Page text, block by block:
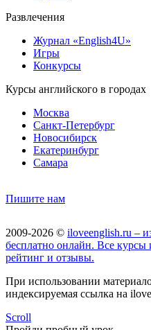
Развлечения
Журнал «English4U»
Игры
Конкурсы
Курсы английского в городах
Москва
Санкт-Петербург
Новосибирск
Екатеринбург
Самара
Пишите нам
2009-2026 © iloveenglish.ru –
бесплатно онлайн. Все
рейтинг и отзывы.
При использовании
индексируемая ссылка на
Scroll